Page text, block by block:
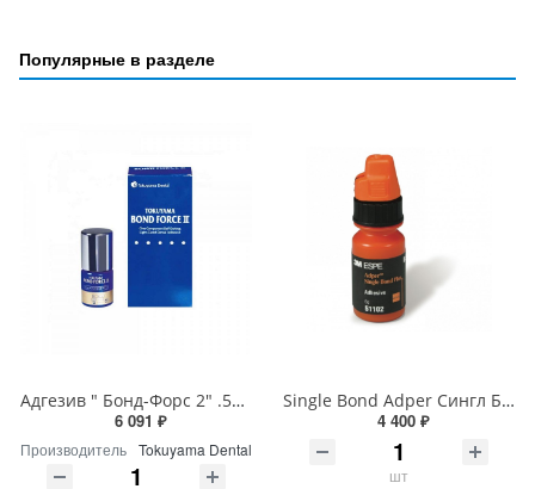
Популярные в разделе
Адгезив " Бонд-Форс 2" .5мл (Токуяма,Япония)
6 091 ₽
Производитель Tokuyama Dental
Single Bond Adper Сингл Бонд
4 400 ₽
шт